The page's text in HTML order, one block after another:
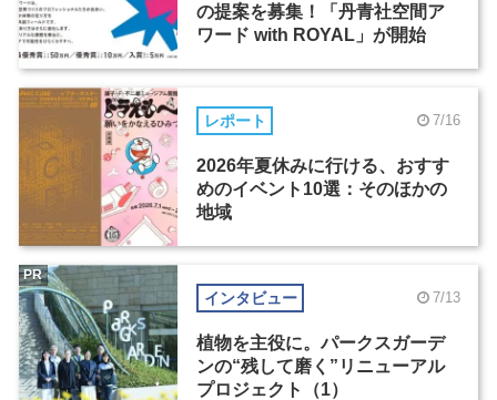
の提案を募集！「丹青社空間ア
ワード with ROYAL」が開始
レポート 7/16
2026年夏休みに行ける、おすす
めのイベント10選：そのほかの
地域
インタビュー 7/13
植物を主役に。パークスガーデ
ンの“残して磨く”リニューアル
プロジェクト（1）
PR